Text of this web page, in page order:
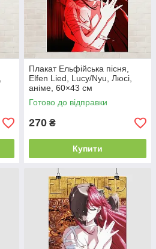
Плакат Ельфійська пісня,
Elfen Lied, Lucy/Nyu, Люсі,
аніме, 60×43 см
Готово до відправки
270 ₴
Купити